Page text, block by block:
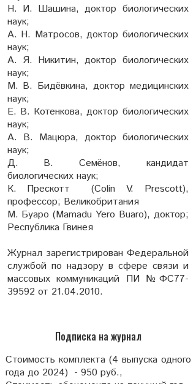
Н. И. Шашина, доктор биологических
наук;
А. Н. Матросов, доктор биологических
наук;
А. Я. Никитин, доктор биологических
наук;
М. В. Бидёвкина, доктор медицинских
наук;
Е. В. Котенкова, доктор биологических
наук;
А. В. Мацюра, доктор биологических
наук;
Д. В. Семёнов, кандидат
биологических наук;
К. Прескотт (Colin V. Prescott),
профессор; Великобритания
М. Буаро (Mamadu Yero Buaro), доктор;
Республика Гвинея
Журнал зарегистрирован Федеральной
службой по надзору в сфере связи и
массовых коммуникаций ПИ №ФС77-
39592 от 21.04.2010.
Подписка на журнал
Стоимость комплекта (4 выпуска одного
года до 2024) - 950 руб.,